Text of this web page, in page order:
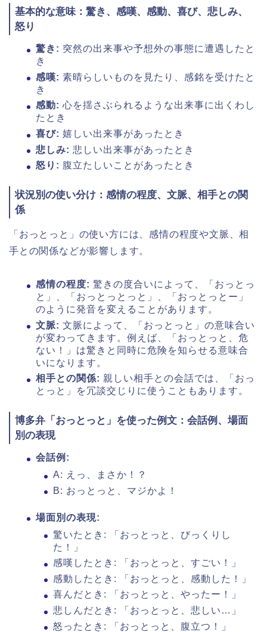
基本的な意味：驚き、感嘆、感動、喜び、悲しみ、
怒り
驚き: 突然の出来事や予想外の事態に遭遇したと
き
感嘆: 素晴らしいものを見たり、感銘を受けたと
き
感動: 心を揺さぶられるような出来事に出くわし
たとき
喜び: 嬉しい出来事があったとき
悲しみ: 悲しい出来事があったとき
怒り: 腹立たしいことがあったとき
状況別の使い分け：感情の程度、文脈、相手との関
係
「おっとっと」の使い方には、感情の程度や文脈、相
手との関係などが影響します。
感情の程度: 驚きの度合いによって、「おっとっ
と」、「おっとっとっと」、「おっとっとー」
のように発音を変えることがあります。
文脈: 文脈によって、「おっとっと」の意味合い
が変わってきます。例えば、「おっとっと、危
ない！」は驚きと同時に危険を知らせる意味合
いになります。
相手との関係: 親しい相手との会話では、「おっ
とっと」を冗談交じりに使うこともあります。
博多弁「おっとっと」を使った例文：会話例、場面
別の表現
会話例:
A: えっ、まさか！？
B: おっとっと、マジかよ！
場面別の表現:
驚いたとき: 「おっとっと、びっくりし
た！」
感嘆したとき: 「おっとっと、すごい！」
感動したとき: 「おっとっと、感動した！」
喜んだとき: 「おっとっと、やったー！」
悲しんだとき: 「おっとっと、悲しい…」
怒ったとき: 「おっとっと、腹立つ！」